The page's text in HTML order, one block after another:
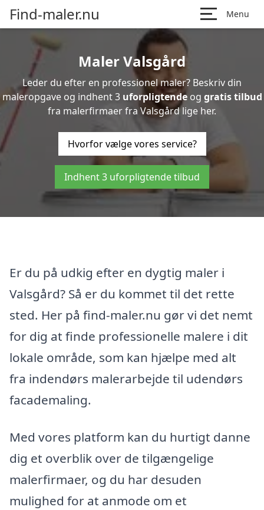
Find-maler.nu Menu
Maler Valsgård
Leder du efter en professionel maler? Beskriv din
maleropgave og indhent 3 uforpligtendeog gratis tilbud
fra malerfirmaer fra Valsgård lige her.
Hvorfor vælge vores service?
Indhent 3 uforpligtende tilbud
Er du på udkig efter en dygtig maler i
Valsgård? Så er du kommet til det rette
sted. Her på find-maler.nu gør vi det nemt
for dig at finde professionelle malere i dit
lokale område, som kan hjælpe med alt
fra indendørs malerarbejde til udendørs
facademaling.
Med vores platform kan du hurtigt danne
dig et overblik over de tilgængelige
malerfirmaer, og du har desuden
mulighed for at anmode om et